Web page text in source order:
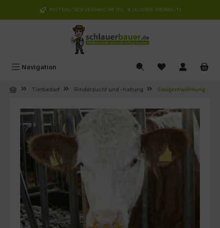
springen KOSTENLOSER VERSAND AB 150,- € (AUSSER SPERRGUT)
Navigation
Tierbedarf Rinderzucht und -haltung Saugentwöhnung